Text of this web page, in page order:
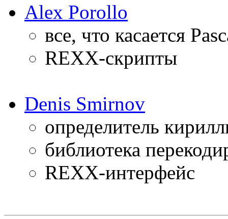
Alex Porollo
все, что касается
REXX-скрипты
Denis Smirnov
определитель
библиотека
REXX-интерфейс